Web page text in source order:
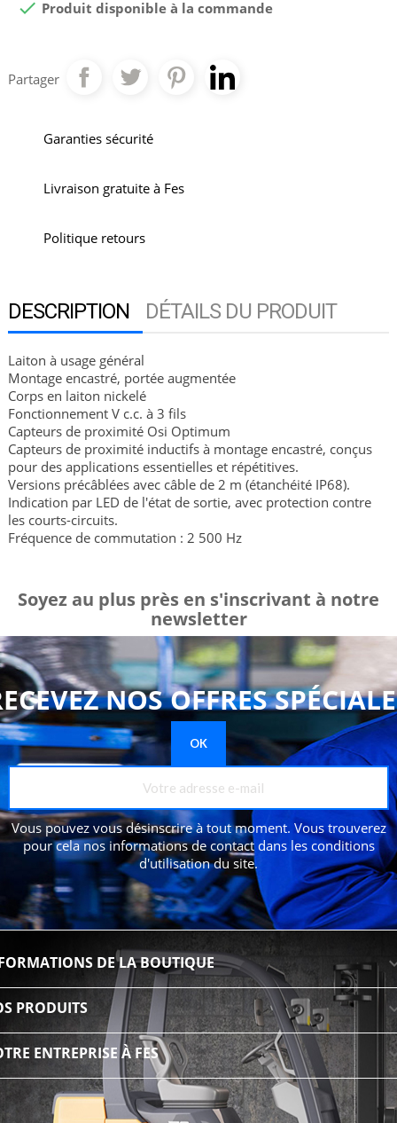
 Produit disponible à la commande
Partager
Garanties sécurité
Livraison gratuite à Fes
Politique retours
DESCRIPTION DÉTAILS DU PRODUIT
Laiton à usage général
Montage encastré, portée augmentée
Corps en laiton nickelé
Fonctionnement V c.c. à 3 fils
Capteurs de proximité Osi Optimum
Capteurs de proximité inductifs à montage encastré, conçus
pour des applications essentielles et répétitives.
Versions précâblées avec câble de 2 m (étanchéité IP68).
Indication par LED de l'état de sortie, avec protection contre
les courts-circuits.
Fréquence de commutation : 2 500 Hz
Soyez au plus près en s'inscrivant à notre
newsletter
NOS OFFRES
Vous pouvez vous désinscrire à tout moment. Vous trouverez
pour cela nos informations de contact dans les conditions
d'utilisation du site.
DE LA BOUTIQUE
PRODUITS
ENTREPRISE À FES